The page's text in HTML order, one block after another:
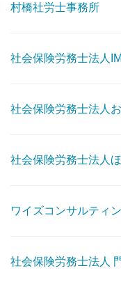
村橋社労士事務所
社会保険労務士法人IMI
社会保険労務士法人
社会保険労務士法人
ワイズコンサルティ
社会保険労務士法人